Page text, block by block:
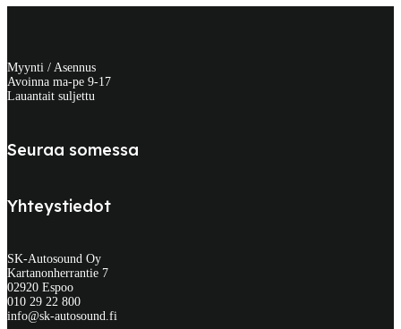
Myynti / Asennus
Avoinna ma-pe 9-17
Lauantait suljettu
Seuraa somessa
Yhteystiedot
SK-Autosound Oy
Kartanonherrantie 7
02920 Espoo
010 29 22 800
info@sk-autosound.fi